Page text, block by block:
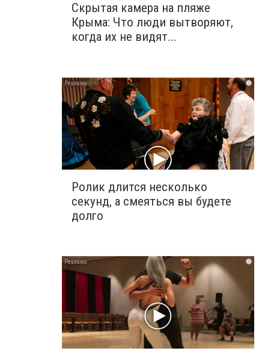
Скрытая камера на пляже
Крыма: Что люди вытворяют,
когда их не видят...
i
Ролик длится несколько
секунд, а смеяться вы будете
долго
i